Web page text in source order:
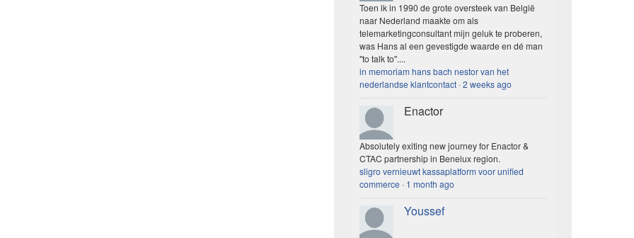
Toen ik in 1990 de grote oversteek van België
naar Nederland maakte om als
telemarketingconsultant mijn geluk te proberen,
was Hans al een gevestigde waarde en dé man
"to talk to"....
in memoriam hans bach nestor van het
nederlandse klantcontact ·2 weeks ago
Enactor
Absolutely exiting new journey for Enactor &
CTAC partnership in Benelux region.
sligro vernieuwt kassaplatform voor unified
commerce · 1 month ago
Youssef